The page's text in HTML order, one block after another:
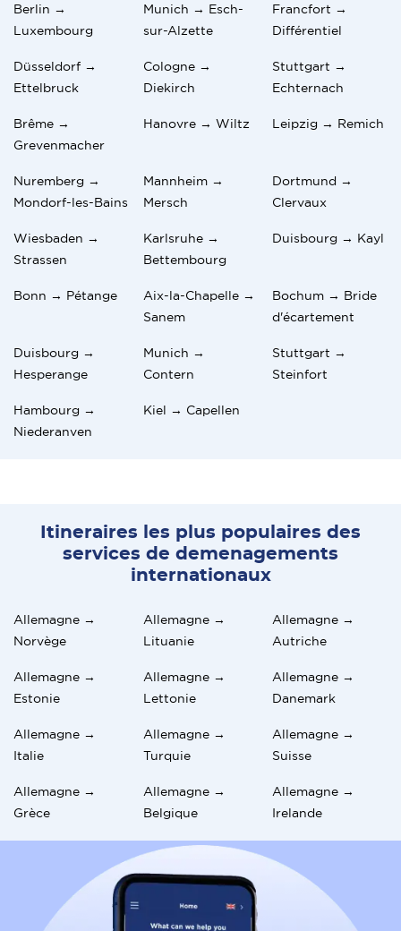
Berlin →
Luxembourg
Munich → Esch-
sur-Alzette
Francfort →
Différentiel
Düsseldorf →
Ettelbruck
Cologne →
Diekirch
Stuttgart →
Echternach
Brême →
Grevenmacher
Hanovre → Wiltz Leipzig → Remich
Nuremberg →
Mondorf-les-Bains
Mannheim →
Mersch
Dortmund →
Clervaux
Wiesbaden →
Strassen
Karlsruhe →
Bettembourg
Duisbourg → Kayl
Bonn → Pétange
Aix-la-Chapelle →
Sanem
Bochum → Bride
d'écartement
Duisbourg →
Hesperange
Munich →
Contern
Stuttgart →
Steinfort
Hambourg →
Niederanven
Kiel → Capellen
Itineraires les plus populaires des
services de demenagements
internationaux
Allemagne →
Norvège
Allemagne →
Lituanie
Allemagne →
Autriche
Allemagne →
Estonie
Allemagne →
Lettonie
Allemagne →
Danemark
Allemagne →
Italie
Allemagne →
Turquie
Allemagne →
Suisse
Allemagne →
Grèce
Allemagne →
Belgique
Allemagne →
Irelande